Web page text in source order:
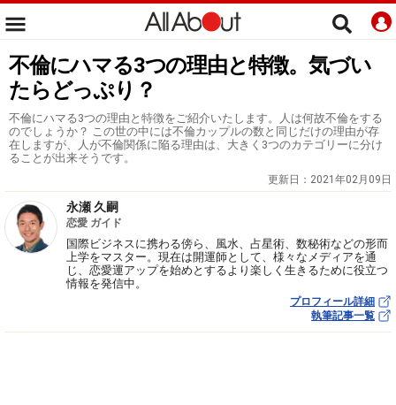
不倫にハマる3つの理由と特徴。気づい
たらどっぷり？
不倫にハマる3つの理由と特徴をご紹介いたします。人は何故不倫をする
のでしょうか？ この世の中には不倫カップルの数と同じだけの理由が存
在しますが、人が不倫関係に陥る理由は、大きく3つのカテゴリーに分け
ることが出来そうです。
更新日： 2021年02月09日
永瀬 久嗣
恋愛 ガイド
国際ビジネスに携わる傍ら、風水、占星術、数秘術などの形而
上学をマスター。現在は開運師として、様々なメディアを通
じ、恋愛運アップを始めとするより楽しく生きるために役立つ
情報を発信中。
プロフィール詳細
執筆記事一覧